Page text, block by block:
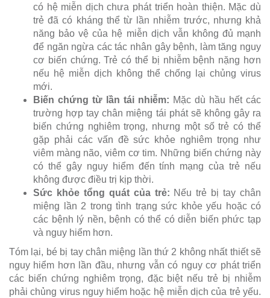
có hệ miễn dịch chưa phát triển hoàn thiện. Mặc dù
trẻ đã có kháng thể từ lần nhiễm trước, nhưng khả
năng bảo vệ của hệ miễn dịch vẫn không đủ mạnh
để ngăn ngừa các tác nhân gây bệnh, làm tăng nguy
cơ biến chứng. Trẻ có thể bị nhiễm bệnh nặng hơn
nếu hệ miễn dịch không thể chống lại chủng virus
mới.
Biến chứng từ lần tái nhiễm: Mặc dù hầu hết các
trường hợp tay chân miệng tái phát sẽ không gây ra
biến chứng nghiêm trọng, nhưng một số trẻ có thể
gặp phải các vấn đề sức khỏe nghiêm trọng như
viêm màng não, viêm cơ tim. Những biến chứng này
có thể gây nguy hiểm đến tính mạng của trẻ nếu
không được điều trị kịp thời.
Sức khỏe tổng quát của trẻ: Nếu trẻ bị tay chân
miệng lần 2 trong tình trạng sức khỏe yếu hoặc có
các bệnh lý nền, bệnh có thể có diễn biến phức tạp
và nguy hiểm hơn.
Tóm lại, bé bị tay chân miệng lần thứ 2 không nhất thiết sẽ
nguy hiểm hơn lần đầu, nhưng vẫn có nguy cơ phát triển
các biến chứng nghiêm trọng, đặc biệt nếu trẻ bị nhiễm
phải chủng virus nguy hiểm hoặc hệ miễn dịch của trẻ yếu.